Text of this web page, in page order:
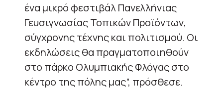
ένα μικρό φεστιβάλ Πανελλήνιας
Γευσιγνωσίας Τοπικών Προϊόντων,
σύγχρονης τέχνης και πολιτισμού. Οι
εκδηλώσεις θα πραγματοποιηθούν
στο πάρκο Ολυμπιακής Φλόγας στο
κέντρο της πόλης μας”, πρόσθεσε.